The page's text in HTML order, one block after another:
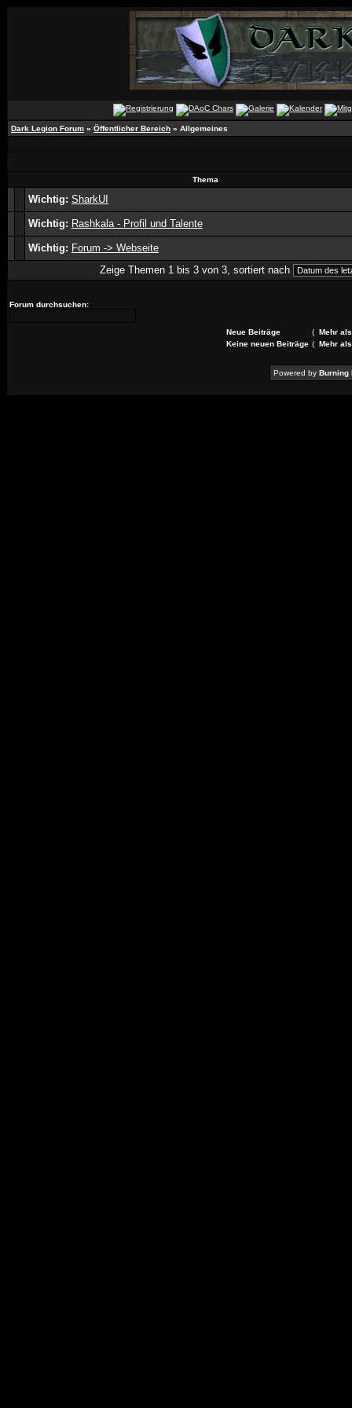
Dark Legion Forum » Öffentlicher Bereich » Allgemeines
Thema
Wichtig: SharkUI
Wichtig: Rashkala - Profil und Talente
Wichtig: Forum -> Webseite
Zeige Themen 1 bis 3 von 3, sortiert nach
Forum durchsuchen:
Neue Beiträge ( Mehr
Keine neuen Beiträge ( Mehr
Powered by Burning